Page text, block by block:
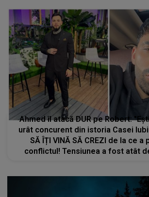
Ahmed îl atacă DUR pe Robert:
urât concurent din istoria Casei
SĂ ÎȚI VINĂ SĂ CREZI de la ce a
conflictul! Tensiunea a fost atât